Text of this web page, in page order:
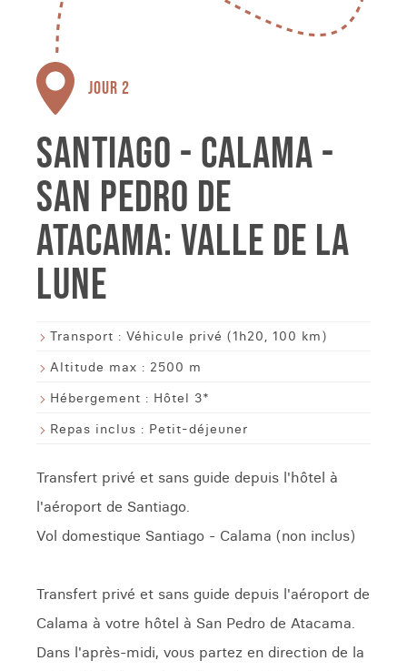
JOUR 2
SANTIAGO - CALAMA -
SAN PEDRO DE
ATACAMA: VALLE DE LA
LUNE
Transport : Véhicule privé (1h20, 100 km)
Altitude max : 2500 m
Hébergement : Hôtel 3*
Repas inclus : Petit-déjeuner
Transfert privé et sans guide depuis l'hôtel à
l'aéroport de Santiago.
Vol domestique Santiago - Calama (non inclus)
Transfert privé et sans guide depuis l'aéroport de
Calama à votre hôtel à San Pedro de Atacama.
Dans l'après-midi, vous partez en direction de la